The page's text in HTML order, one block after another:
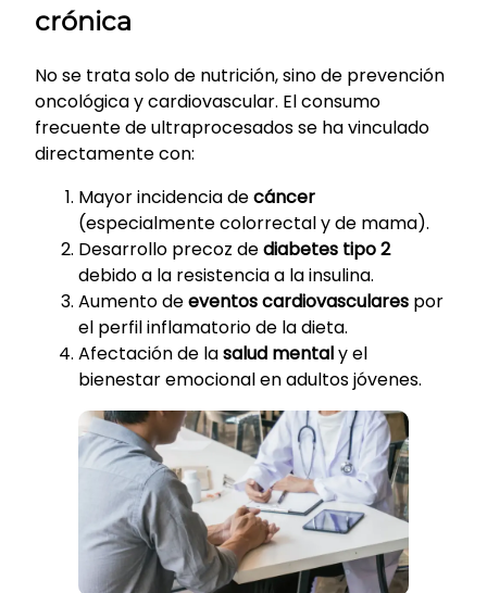
crónica
No se trata solo de nutrición, sino de prevención
oncológica y cardiovascular. El consumo
frecuente de ultraprocesados se ha vinculado
directamente con:
Mayor incidencia decáncer
(especialmente colorrectal y de mama).
Desarrollo precoz dediabetes tipo 2
debido a la resistencia a la insulina.
Aumento deeventos cardiovasculares por
el perfil inflamatorio de la dieta.
Afectación de lasalud mentaly el
bienestar emocional en adultos jóvenes.